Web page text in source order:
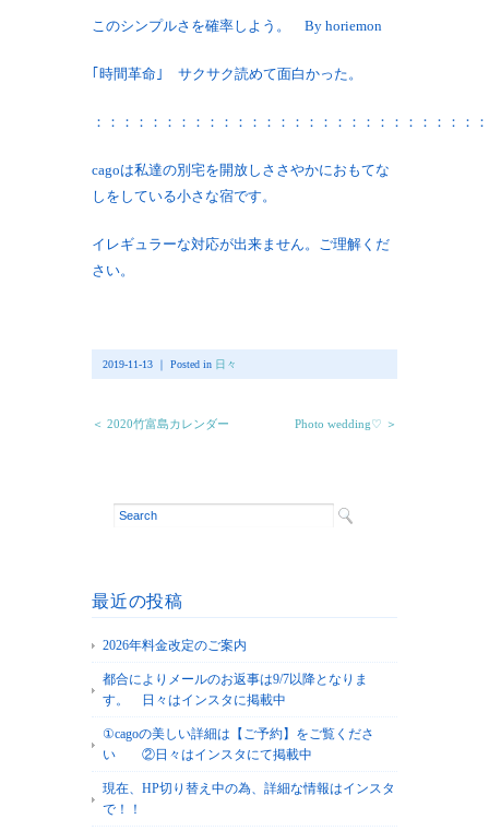
このシンプルさを確率しよう。 By horiemon
｢時間革命｣ サクサク読めて面白かった。
：：：：：：：：：：：：：：：：：：：：：：：：：：：
cagoは私達の別宅を開放しささやかにおもてな
しをしている小さな宿です。
イレギュラーな対応が出来ません。ご理解くだ
さい。
2019-11-13 ｜ Posted in 日々
＜ 2020竹富島カレンダー Photo wedding♡ ＞
最近の投稿
2026年料金改定のご案内
都合によりメールのお返事は9/7以降となりま
す。 日々はインスタに掲載中
①cagoの美しい詳細は【ご予約】をご覧くださ
い ②日々はインスタにて掲載中
現在、HP切り替え中の為、詳細な情報はインスタ
で！！